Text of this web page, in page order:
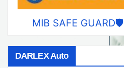
MIB SAFE GUARD🛡️
DARLEX Auto